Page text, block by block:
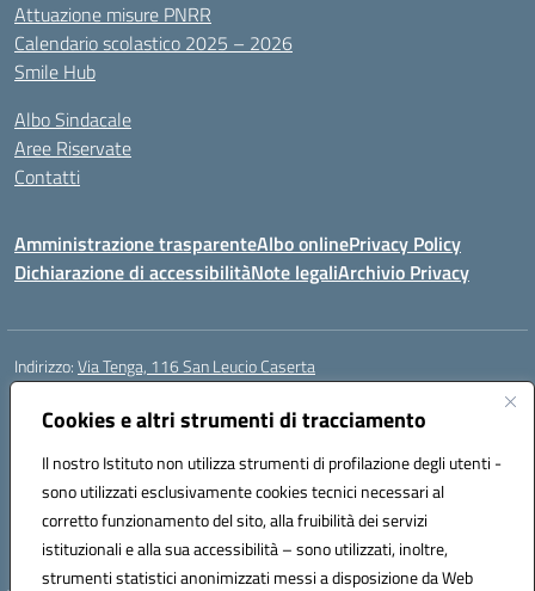
Cookies e altri strumenti di tracciamento
Il nostro Istituto non utilizza strumenti di profilazione degli utenti -
sono utilizzati esclusivamente cookies tecnici necessari al
corretto funzionamento del sito, alla fruibilità dei servizi
istituzionali e alla sua accessibilità – sono utilizzati, inoltre,
strumenti statistici anonimizzati messi a disposizione da Web
Attuazione misure PNRR
Calendario scolastico 2025 – 2026
Smile Hub
Albo Sindacale
Aree Riservate
Contatti
Amministrazione trasparenteAlbo onlinePrivacy Policy
Dichiarazione di accessibilitàNote legaliArchivio Privacy
Indirizzo:Via Tenga, 116 San Leucio Caserta
Centralino:
Posta elettronica certificata (PEC):ceis042009@pec.istruzione.it
Codice fiscale: 93098380616
Codice meccanografico:CEIS042009
Codice Indice delle Pubbliche Amministrazioni (IPA): islasleu
Codice unico di fatturazione (CUF): UFLTNX